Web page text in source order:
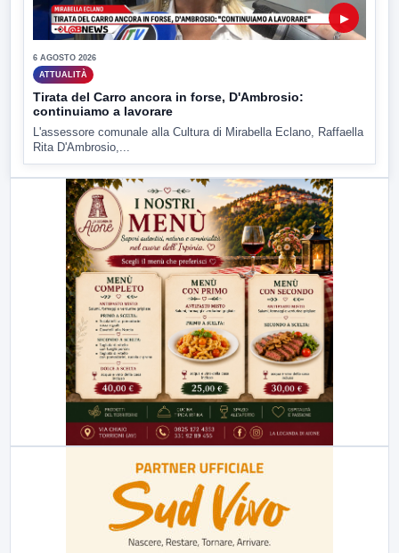
▶
6 AGOSTO 2026
ATTUALITÀ
Tirata del Carro ancora in forse, D'Ambrosio:
continuiamo a lavorare
L'assessore comunale alla Cultura di Mirabella Eclano, Raffaella
Rita D'Ambrosio,...